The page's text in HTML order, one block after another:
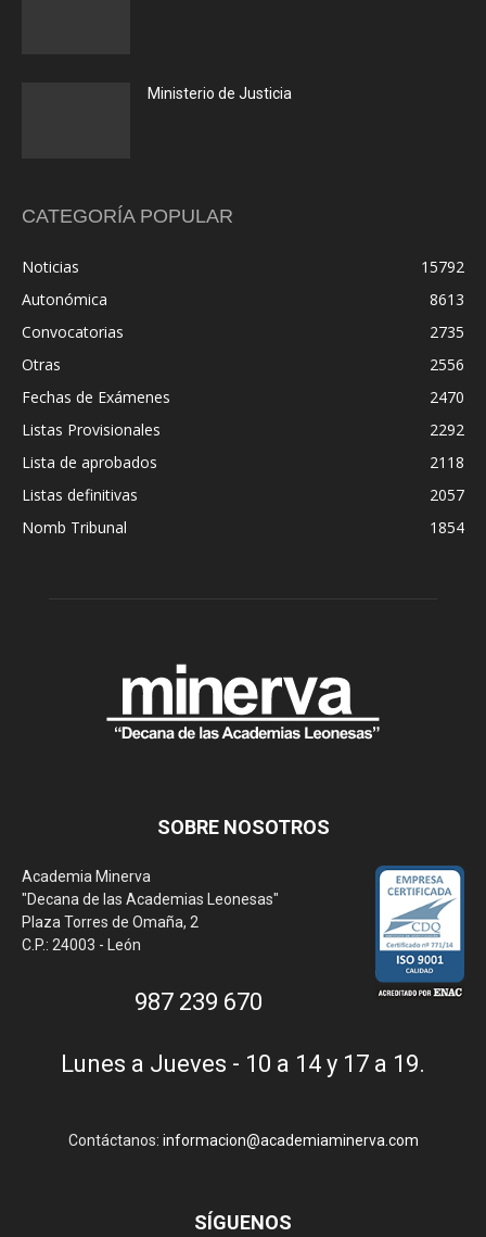
Ministerio de Justicia
CATEGORÍA POPULAR
Noticias
15792
Autonómica
8613
Convocatorias
2735
Otras
2556
Fechas de Exámenes
2470
Listas Provisionales
2292
Lista de aprobados
2118
Listas definitivas
2057
Nomb Tribunal
1854
SOBRE NOSOTROS
Academia Minerva
"Decana de las Academias Leonesas"
Plaza Torres de Omaña, 2
C.P.: 24003 - León
987 239 670
Lunes a Jueves - 10 a 14 y 17 a 19.
Contáctanos: informacion@academiaminerva.com
SÍGUENOS